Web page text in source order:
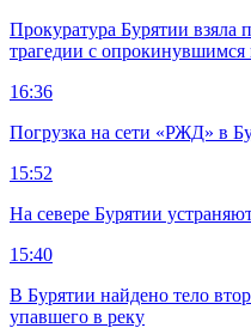
Прокуратура Бурятии взяла
трагедии с опрокинувшимся
16:36
Погрузка на сети «РЖД» в
15:52
На севере Бурятии
15:40
В Бурятии найдено тело
упавшего в реку